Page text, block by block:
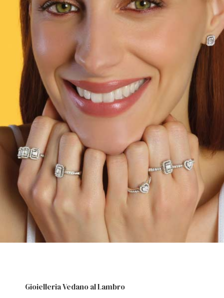
Gioielleria Vedano al Lambro